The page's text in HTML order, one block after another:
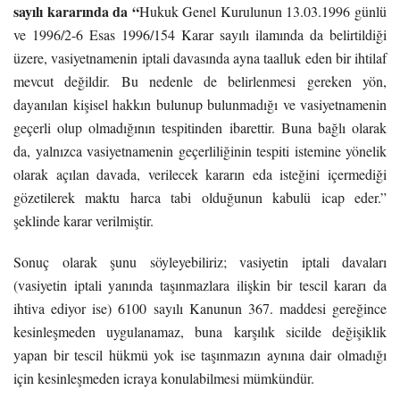
sayılı kararında da “Hukuk Genel Kurulunun 13.03.1996 günlü
ve 1996/2-6 Esas 1996/154 Karar sayılı ilamında da belirtildiği
üzere, vasiyetnamenin iptali davasında ayna taalluk eden bir ihtilaf
mevcut değildir. Bu nedenle de belirlenmesi gereken yön,
dayanılan kişisel hakkın bulunup bulunmadığı ve vasiyetnamenin
geçerli olup olmadığının tespitinden ibarettir. Buna bağlı olarak
da, yalnızca vasiyetnamenin geçerliliğinin tespiti istemine yönelik
olarak açılan davada, verilecek kararın eda isteğini içermediği
gözetilerek maktu harca tabi olduğunun kabulü icap eder.”
şeklinde karar verilmiştir.
Sonuç olarak şunu söyleyebiliriz; vasiyetin iptali davaları
(vasiyetin iptali yanında taşınmazlara ilişkin bir tescil kararı da
ihtiva ediyor ise) 6100 sayılı Kanunun 367. maddesi gereğince
kesinleşmeden uygulanamaz, buna karşılık sicilde değişiklik
yapan bir tescil hükmü yok ise taşınmazın aynına dair olmadığı
için kesinleşmeden icraya konulabilmesi mümkündür.